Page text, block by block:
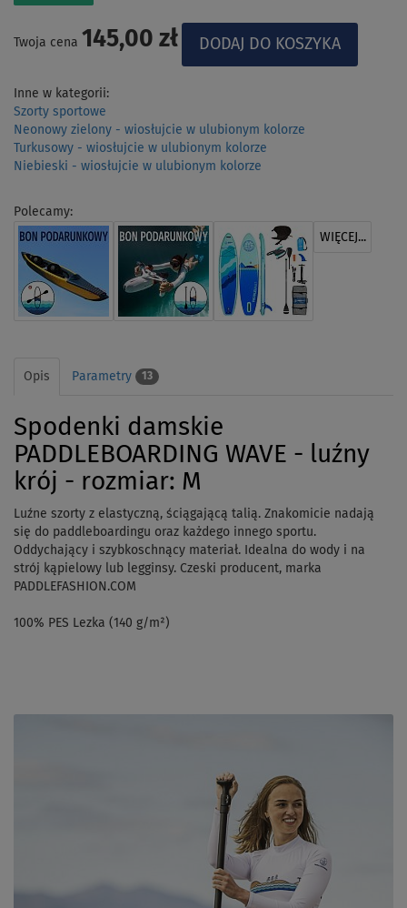
Twoja cena 145,00 zł
Inne w kategorii:
Szorty sportowe
Neonowy zielony - wiosłujcie w ulubionym kolorze
Turkusowy - wiosłujcie w ulubionym kolorze
Niebieski - wiosłujcie w ulubionym kolorze
Polecamy:
WIĘCEJ...
Opis Parametry 13
Spodenki damskie
PADDLEBOARDING WAVE - luźny
krój - rozmiar: M
Luźne szorty z elastyczną, ściągającą talią. Znakomicie nadają
się do paddleboardingu oraz każdego innego sportu.
Oddychający i szybkoschnący materiał. Idealna do wody i na
strój kąpielowy lub legginsy. Czeski producent, marka
PADDLEFASHION.COM
100% PES Lezka (140 g/m²)